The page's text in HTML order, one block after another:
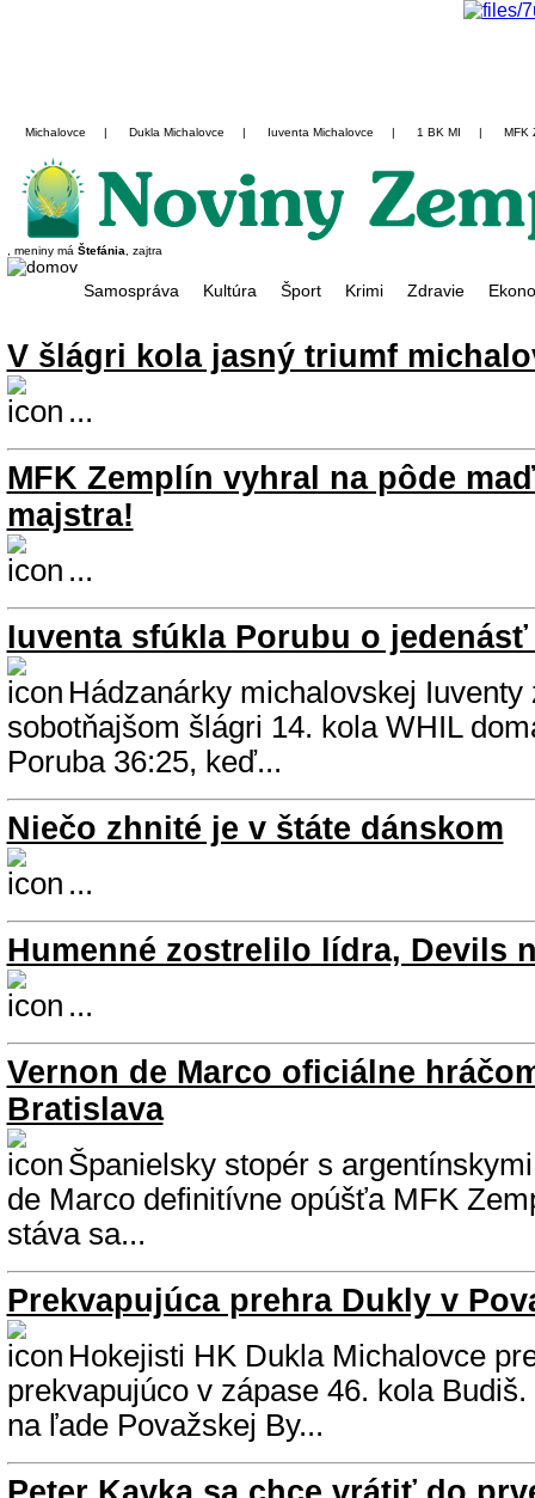
Michalovce | Dukla Michalovce | Iuventa Michalovce | 1 BK MI | MFK
, meniny má Štefánia , zajtra
Samospráva Kultúra Šport Krimi Zdravie
V šlágri kola jasný triumf
...
MFK Zemplín vyhral na pôde
majstra!
...
Iuventa sfúkla Porubu o
Hádzanárky michalovskej
sobotňajšom šlágri 14. kola WHIL
Poruba 36:25, keď...
Niečo zhnité je v štáte dánskom
...
Humenné zostrelilo lídra, Devils
...
Vernon de Marco oficiálne
Bratislava
Španielsky stopér s
de Marco definitívne opúšťa MFK
stáva sa...
Prekvapujúca prehra Dukly v
Hokejisti HK Dukla Michalovce
prekvapujúco v zápase 46. kola
na ľade Považskej By...